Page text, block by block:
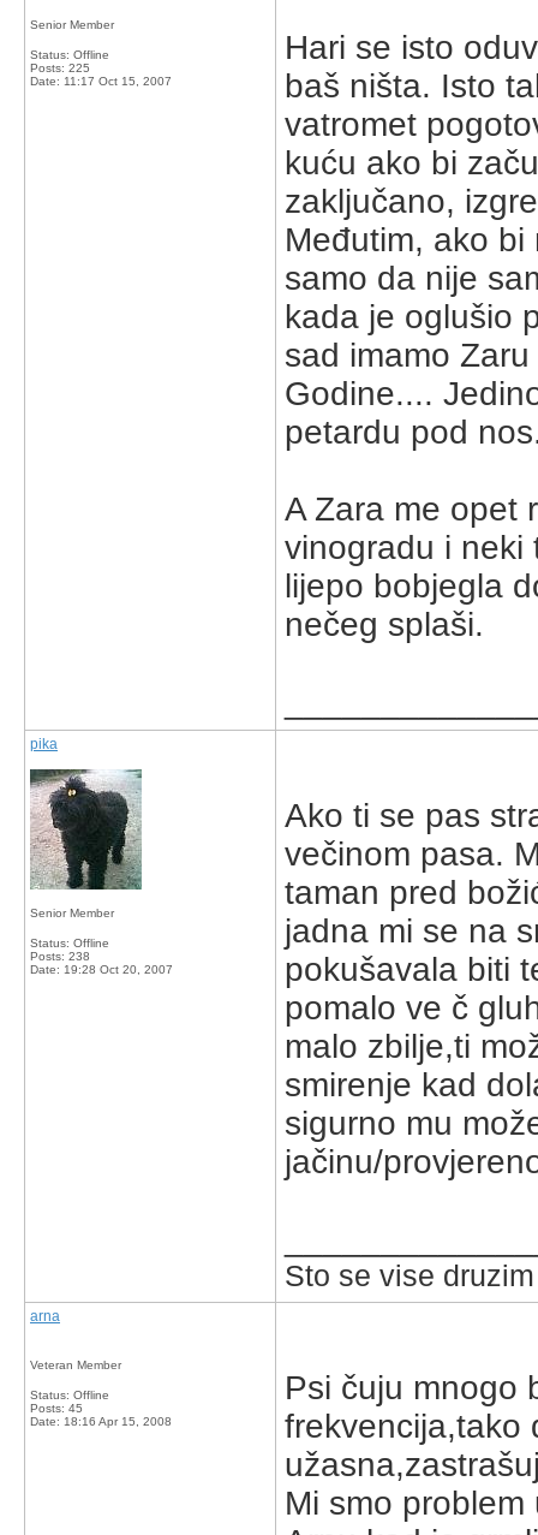
Senior Member
Status: Offline
Posts: 225
Date: 11:17 Oct 15, 2007
Hari se isto
baš ništa. Isto
vatromet
kuću ako bi
zaključano,
Međutim, ako
samo da nije
kada je oglušio
sad imamo
Godine....
petardu pod
A Zara me opet
vinogradu i neki
lijepo bobjegla
nečeg splaši.
pika
Senior Member
Status: Offline
Posts: 238
Date: 19:28 Oct 20, 2007
Ako ti se pas
večinom pasa.
taman pred
jadna mi se na
pokušavala biti
pomalo ve č
malo zbilje,ti
smirenje kad
sigurno mu
jačinu/
Sto se vise
arna
Veteran Member
Status: Offline
Posts: 45
Date: 18:16 Apr 15, 2008
Psi čuju mnogo
frekvencija,tako
Mi smo